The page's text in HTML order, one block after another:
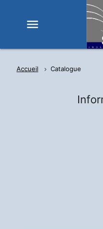
menu
Accueil Catalogue